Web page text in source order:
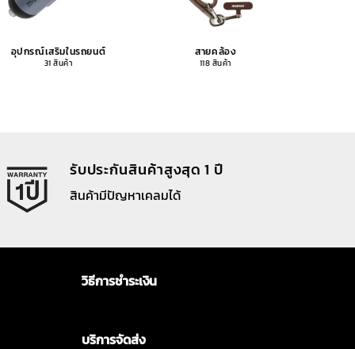
อุปกรณ์เสริมในรถยนต์
31 สินค้า
สายคล้อง
118 สินค้า
รับประกันสินค้าสูงสุด 1 ปี
สินค้ามีปัญหาเคลมได้
วิธีการชำระเงิน
บริการจัดส่ง